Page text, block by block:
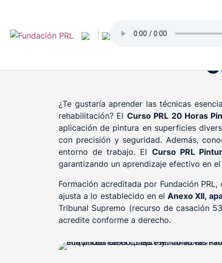
contenido
¿Te gustaría aprender las técnicas
rehabilitación? El Curso PRL 20 Horas
aplicación de pintura en superficies
con precisión y seguridad. Además,
entorno de trabajo. El Curso PRL
garantizando un aprendizaje efectivo en
Formación acreditada por Fundación
ajusta a lo establecido en elAnexo XII,
Tribunal Supremo (recurso de casación
acredite conforme a derecho.